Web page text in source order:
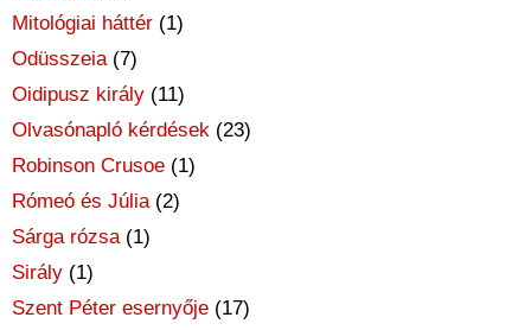
Mitológiai háttér (1)
Odüsszeia (7)
Oidipusz király (11)
Olvasónapló kérdések (23)
Robinson Crusoe (1)
Rómeó és Júlia (2)
Sárga rózsa (1)
Sirály (1)
Szent Péter esernyője (17)